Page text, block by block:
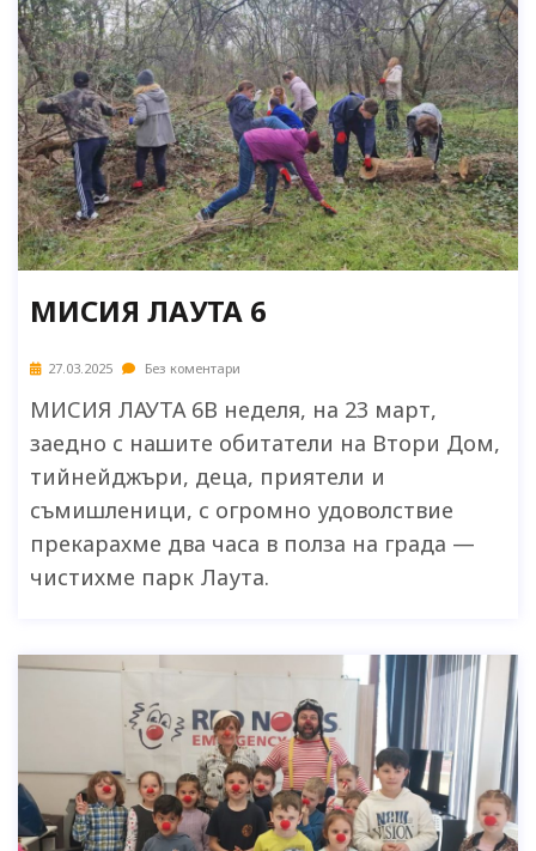
МИСИЯ ЛАУТА 6
27.03.2025 Без коментари
МИСИЯ ЛАУТА 6В неделя, на 23 март,
заедно с нашите обитатели на Втори Дом,
тийнейджъри, деца, приятели и
съмишленици, с огромно удоволствие
прекарахме два часа в полза на града —
чистихме парк Лаута.